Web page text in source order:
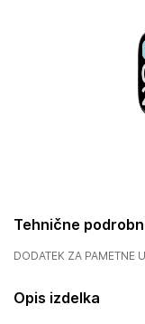
Tehnične
DODATEK ZA PAMETNE
Opis izdelka